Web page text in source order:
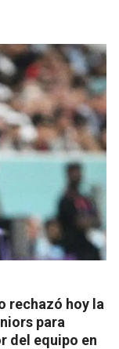
rechazó hoy la
para
del equipo en